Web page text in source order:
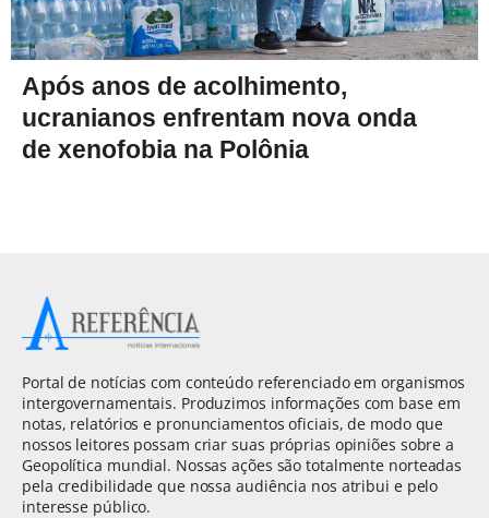
Após anos de acolhimento,
ucranianos enfrentam nova onda
de xenofobia na Polônia
Portal de notícias com conteúdo referenciado em organismos
intergovernamentais. Produzimos informações com base em
notas, relatórios e pronunciamentos oficiais, de modo que
nossos leitores possam criar suas próprias opiniões sobre a
Geopolítica mundial. Nossas ações são totalmente norteadas
pela credibilidade que nossa audiência nos atribui e pelo
interesse público.